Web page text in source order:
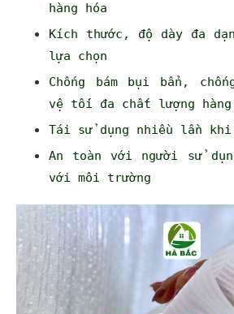
hàng hóa
Kích thước, độ dày đa
lựa chọn
Chống bám bụi bẩn,
vệ tối đa chất lượng hàng
Tái sử dụng nhiều lần
An toàn với người sử
với môi trường